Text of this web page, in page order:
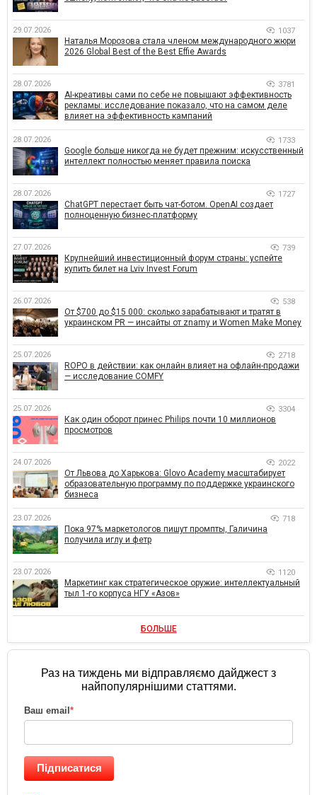
29.07.2026 1037
Наталья Морозова стала членом международного жюри
2026 Global Best of the Best Effie Awards
28.07.2026 3781
AI-креативы сами по себе не повышают эффективность
рекламы: исследование показало, что на самом деле
влияет на эффективность кампаний
28.07.2026 1733
Google больше никогда не будет прежним: искусственный
интеллект полностью меняет правила поиска
28.07.2026 1727
ChatGPT перестает быть чат-ботом. OpenAI создает
полноценную бизнес-платформу
27.07.2026 739
Крупнейший инвестиционный форум страны: успейте
купить билет на Lviv Invest Forum
26.07.2026 538
От $700 до $15 000: сколько зарабатывают и тратят в
украинском PR — инсайты от znamy и Women Make Money
25.07.2026 2718
ROPO в действии: как онлайн влияет на офлайн-продажи
— исследование COMFY
25.07.2026 3304
Как один оборот принес Philips почти 10 миллионов
просмотров
24.07.2026 2022
От Львова до Харькова: Glovo Academy масштабирует
образовательную программу по поддержке украинского
бизнеса
23.07.2026 718
Пока 97% маркетологов пишут промпты, Галичина
получила иглу и фетр
23.07.2026 1120
Маркетинг как стратегическое оружие: интеллектуальный
тыл 1-го корпуса НГУ «Азов»
БОЛЬШЕ
Раз на тиждень ми відправляємо дайджест з
найпопулярнішими статтями.
Ваш email *
Підписатися